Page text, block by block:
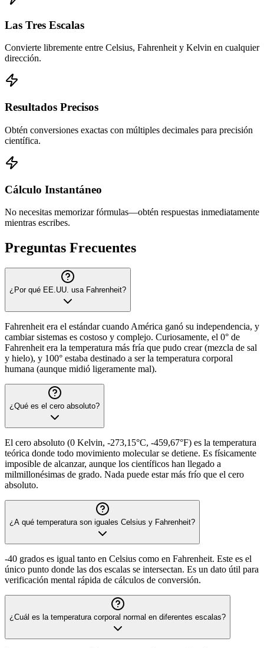
Las Tres Escalas
Convierte libremente entre Celsius, Fahrenheit y Kelvin en cualquier
dirección.
Resultados Precisos
Obtén conversiones exactas con múltiples decimales para precisión
científica.
Cálculo Instantáneo
No necesitas memorizar fórmulas—obtén respuestas inmediatamente
mientras escribes.
Preguntas Frecuentes
¿Por qué EE.UU. usa Fahrenheit?
Fahrenheit era el estándar cuando América ganó su independencia, y
cambiar sistemas es costoso y complejo. Curiosamente, el 0° de
Fahrenheit era la temperatura más fría que pudo crear (mezcla de sal
y hielo), y 100° estaba destinado a ser la temperatura corporal
humana (aunque midió ligeramente mal).
¿Qué es el cero absoluto?
El cero absoluto (0 Kelvin, -273,15°C, -459,67°F) es la temperatura
teórica donde todo movimiento molecular se detiene. Es físicamente
imposible de alcanzar, aunque los científicos han llegado a
milmillonésimas de grado. Nada puede estar más frío que el cero
absoluto.
¿A qué temperatura son iguales Celsius y Fahrenheit?
-40 grados es igual tanto en Celsius como en Fahrenheit. Este es el
único punto donde las dos escalas se intersectan. Es un dato útil para
verificación mental rápida de cálculos de conversión.
¿Cuál es la temperatura corporal normal en diferentes escalas?